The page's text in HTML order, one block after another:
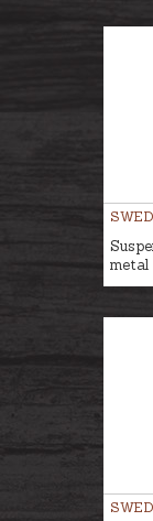
metal